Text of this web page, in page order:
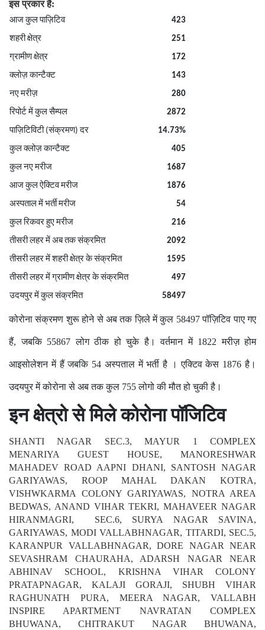
इस प्रकार है:
आज कुल पाज़िटिव
शहरी क्षेत्र
ग्रामीण क्षेत्र
क्लोज़ कान्टैक्ट
नए मरीज़
रिपोर्ट में कुल सैम्पल
पाज़िटिविटी (संक्रमण) दर
कुल क्लोज़ कान्टैक्ट
कुल नए मरीज
आज कुल ऐक्टिव मरीज
अस्पताल में भर्ती मरीज
कुल रिकवर हुए मरीज
तीसरी लहर में अब तक संक्रमित
तीसरी लहर में शहरी क्षेत्र के संक्रमित
तीसरी लहर में ग्रामीण क्षेत्र के संक्रमित
इन क्षेत्रो से मिले कोरोना पॉजिटिव
SHANTI NAGAR SEC.3, MAYUR 1 COMPLEX
MENARIYA GUEST HOUSE, MANORESHWAR
MAHADEV ROAD AAPNI DHANI, SANTOSH NAGAR
GARIYAWAS, ROOP MAHAL DAKAN KOTRA,
VISHWKARMA COLONY GARIYAWAS, NOTRA AREA
BEDWAS, ANAND VIHAR TEKRI, MAHAVEER NAGAR
HIRANMAGRI, SEC.6, SURYA NAGAR SAVINA,
GARIYAWAS, MODI VALLABHNAGAR, TITARDI, SEC.5,
KARANPUR VALLABHNAGAR, DORE NAGAR NEAR
SEVASHRAM CHAURAHA, ADARSH NAGAR NEAR
ABHINAV SCHOOL, KRISHNA VIHAR COLONY
PRATAPNAGAR, KALAJI GORAJI, SHUBH VIHAR
RAGHUNATH PURA, MEERA NAGAR, VALLABH
INSPIRE APARTMENT NAVRATAN COMPLEX